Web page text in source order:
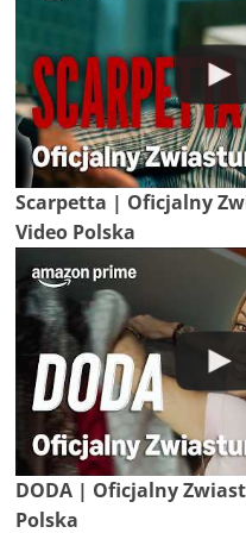
Scarpetta | Oficjalny
Video Polska
DODA | Oficjalny
Polska